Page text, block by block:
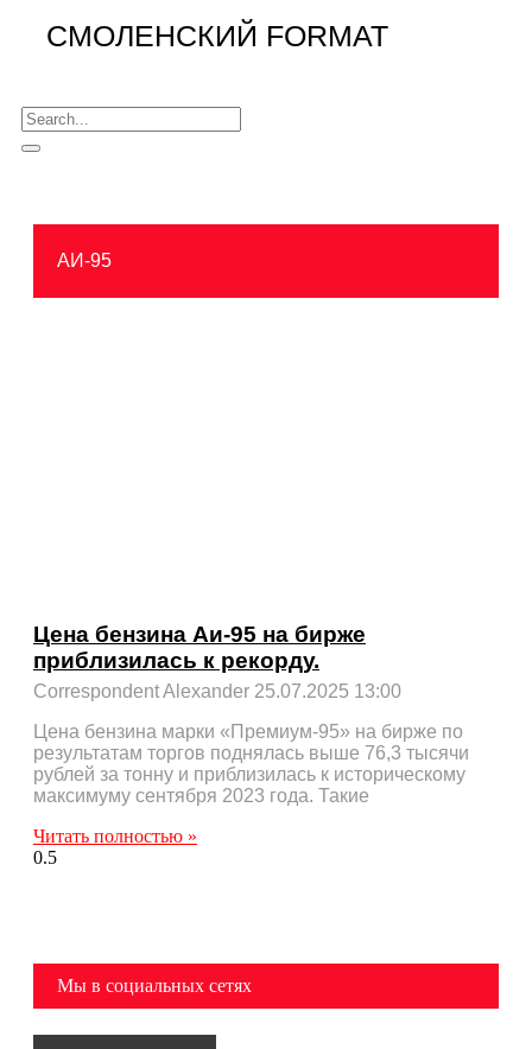
СМОЛЕНСКИЙ FORMAT
АИ-95
Цена бензина Аи-95 на бирже
приблизилась к рекорду.
Correspondent Alexander 25.07.2025 13:00
Цена бензина марки «Премиум-95» на бирже по
результатам торгов поднялась выше 76,3 тысячи
рублей за тонну и приблизилась к историческому
максимуму сентября 2023 года. Такие
Читать полностью »
Мы в социальных сетях